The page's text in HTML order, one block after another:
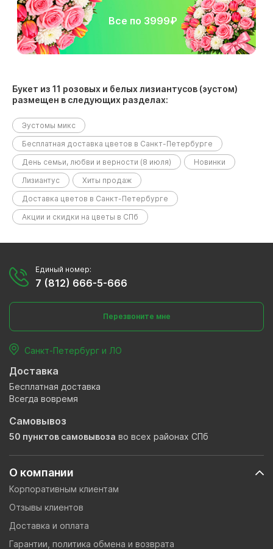
Все по 3999₽
Букет из 11 розовых и белых лизиантусов (эустом)
размещен в следующих разделах:
Эустомы микс
Бесплатная доставка цветов в Санкт-Петербурге
День семьи, любви и верности (8 июля)
Новинки
Лизиантус
Хиты продаж
Доставка цветов в Санкт-Петербурге
Акции и скидки на цветы в СПб
О компании
Корпоративным клиентам
Отзывы клиентов
Доставка и оплата
Гарантии, политика обмена и возврата
Единый номер:
7 (812) 666-5-666
Перезвоните мне
Санкт-Петербург и ЛО
Доставка
Бесплатная доставка
Всегда вовремя
Самовывоз
50 пунктов самовывоза во всех районах СПб